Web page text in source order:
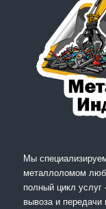
Мы
металлоломом
полный цикл
вывоза и передачи